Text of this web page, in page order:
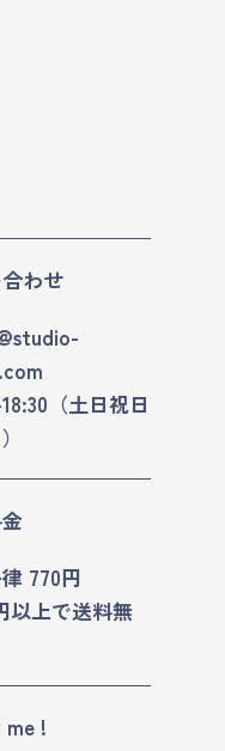
わせ
studio-
（土日祝日
770円
以上で送料無
me !